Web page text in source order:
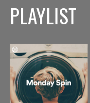
PLAYLIST